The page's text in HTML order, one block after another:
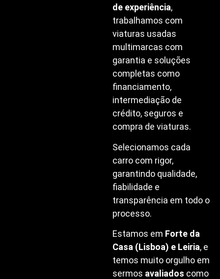
de experiência,
trabalhamos com
viaturas usadas
multimarcas com
garantia e soluções
completas como
financiamento,
intermediação de
crédito, seguros e
compra de viaturas.
Selecionamos cada
carro com rigor,
garantindo qualidade,
fiabilidade e
transparência em todo o
processo.
Estamos em Forte da
Casa (Lisboa) e Leiria, e
temos muito orgulho em
sermos avaliados como